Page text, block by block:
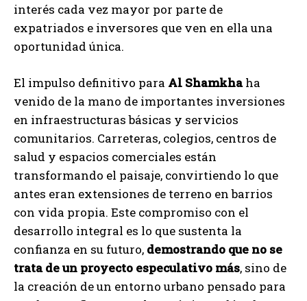
interés cada vez mayor por parte de
expatriados e inversores que ven en ella una
oportunidad única.
El impulso definitivo para Al Shamkhaha
venido de la mano de importantes inversiones
en infraestructuras básicas y servicios
comunitarios. Carreteras, colegios, centros de
salud y espacios comerciales están
transformando el paisaje, convirtiendo lo que
antes eran extensiones de terreno en barrios
con vida propia. Este compromiso con el
desarrollo integral es lo que sustenta la
confianza en su futuro, demostrando que no se
trata de un proyecto especulativo más, sino de
la creación de un entorno urbano pensado para